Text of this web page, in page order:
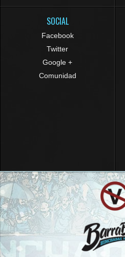
SOCIAL
Facebook
Twitter
Google +
Comunidad